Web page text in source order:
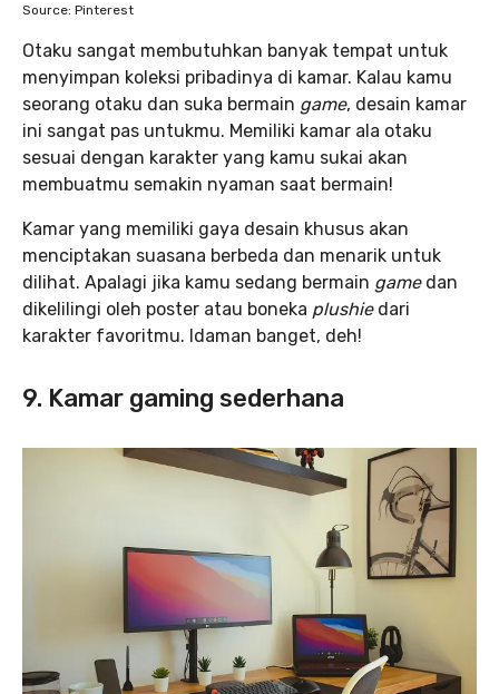
Source: Pinterest
Otaku sangat membutuhkan banyak tempat untuk
menyimpan koleksi pribadinya di kamar. Kalau kamu
seorang otaku dan suka bermain game, desain kamar
ini sangat pas untukmu. Memiliki kamar ala otaku
sesuai dengan karakter yang kamu sukai akan
membuatmu semakin nyaman saat bermain!
Kamar yang memiliki gaya desain khusus akan
menciptakan suasana berbeda dan menarik untuk
dilihat. Apalagi jika kamu sedang bermain game dan
dikelilingi oleh poster atau boneka plushie dari
karakter favoritmu. Idaman banget, deh!
9. Kamar gaming sederhana